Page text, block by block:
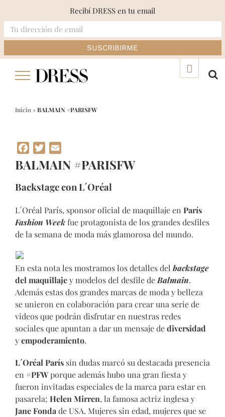
Inicio »BALMAIN #PARISFW
Facebook
Twitter
BALMAIN #PARISFW
Backstage con L´Oréal
L´Oréal París, sponsor oficial de maquillaje en París
Fashion Weekfue protagonista de los grandes desfiles
de la semana de moda más glamorosa del mundo.
En esta nota les mostramos los detalles del backstage
del maquillajey modelos del desfile de Balmain.
Además estas dos grandes marcas de moda y belleza
se unieron en colaboración para crear una serie de
videos que podrán disfrutar en nuestras redes
sociales que apuntan a dar un mensaje dediversidad
yempoderamiento.
L´Oréal París sin dudas marcó su destacada presencia
en #PFWporque además hubo una gran fiesta y
fueron invitadas especiales de la marca para estar en
pasarela; Helen Mirren, la famosa actriz inglesa y
Jane Fonda de USA. Mujeres sin edad, mujeres que se
Recibí DRESS en tu email